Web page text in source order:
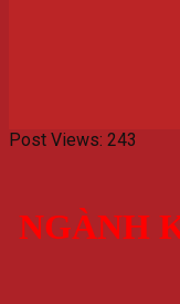
Post Views: 243
NGÀNH